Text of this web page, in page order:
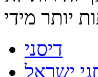
דיסני
ישראל